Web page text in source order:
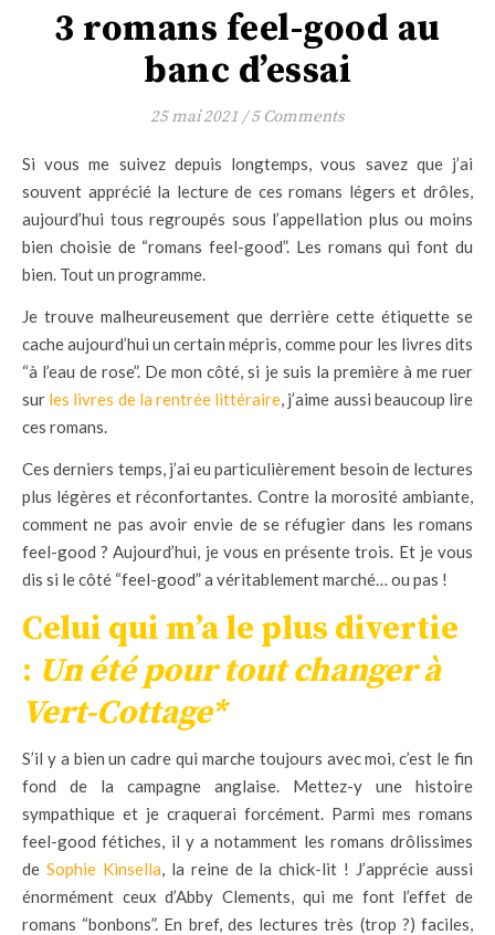
3 romans feel-good au
banc d’essai
25 mai 2021 / 5 Comments
Si vous me suivez depuis longtemps, vous savez que j’ai
souvent apprécié la lecture de ces romans légers et drôles,
aujourd’hui tous regroupés sous l’appellation plus ou moins
bien choisie de “romans feel-good”. Les romans qui font du
bien. Tout un programme.
Je trouve malheureusement que derrière cette étiquette se
cache aujourd’hui un certain mépris, comme pour les livres dits
“à l’eau de rose”. De mon côté, si je suis la première à me ruer
sur les livres de la rentrée littéraire, j’aime aussi beaucoup lire
ces romans.
Ces derniers temps, j’ai eu particulièrement besoin de lectures
plus légères et réconfortantes. Contre la morosité ambiante,
comment ne pas avoir envie de se réfugier dans les romans
feel-good ? Aujourd’hui, je vous en présente trois. Et je vous
dis si le côté “feel-good” a véritablement marché… ou pas !
Celui qui m’a le plus divertie
: Un été pour tout changer à
Vert-Cottage*
S’il y a bien un cadre qui marche toujours avec moi, c’est le fin
fond de la campagne anglaise. Mettez-y une histoire
sympathique et je craquerai forcément. Parmi mes romans
feel-good fétiches, il y a notamment les romans drôlissimes
de Sophie Kinsella, la reine de la chick-lit ! J’apprécie aussi
énormément ceux d’Abby Clements, qui me font l’effet de
romans “bonbons”. En bref, des lectures très (trop ?) faciles,